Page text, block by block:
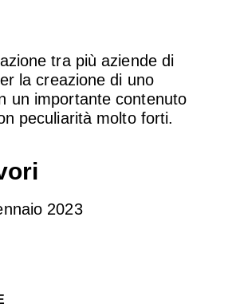
tra più aziende di
la creazione di uno
un importante contenuto
peculiarità molto forti.
2023